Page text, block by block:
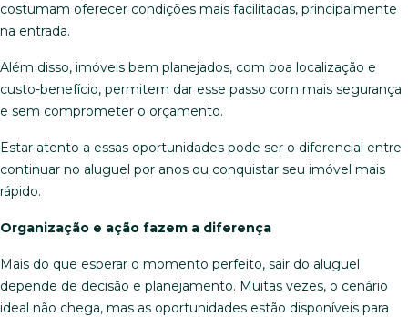
costumam oferecer condições mais facilitadas, principalmente
na entrada.
Além disso, imóveis bem planejados, com boa localização e
custo-benefício, permitem dar esse passo com mais segurança
e sem comprometer o orçamento.
Estar atento a essas oportunidades pode ser o diferencial entre
continuar no aluguel por anos ou conquistar seu imóvel mais
rápido.
Organização e ação fazem a diferença
Mais do que esperar o momento perfeito, sair do aluguel
depende de decisão e planejamento. Muitas vezes, o cenário
ideal não chega, mas as oportunidades estão disponíveis para